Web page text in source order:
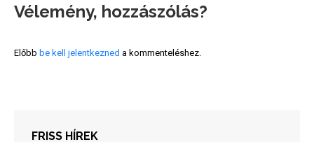
Vélemény, hozzászólás?
Előbb be kell jelentkezned a kommenteléshez.
FRISS HÍREK